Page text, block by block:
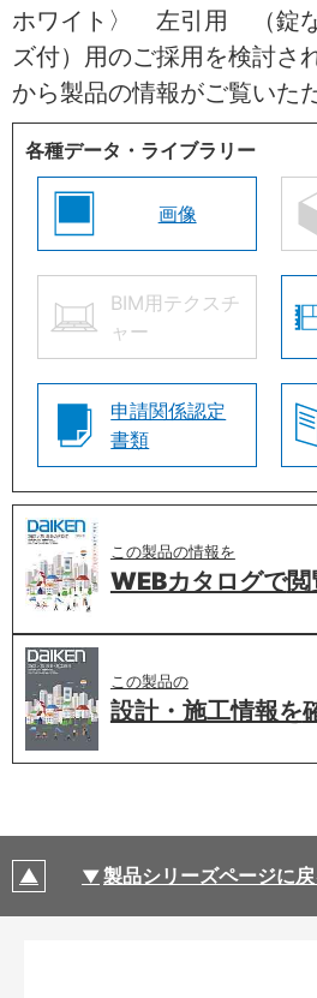
ホワイト〉 左引用 （錠
ズ付）用のご採用を検討さ
から製品の情報がご覧いた
各種データ・ライブラリー
画像
BIM用テクスチ
ャー
申請関係認定
書類
この製品の情報を
WEBカタログで閲
この製品の
設計・施工情報を
製品シリーズページに